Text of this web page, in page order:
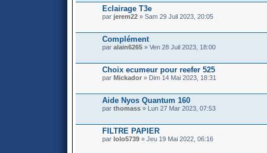
Eclairage T3e
par jerem22 » Sam 29 Juil 2023, 20:05
Complément
par alain6265 » Ven 28 Juil 2023, 18:00
Choix ecumeur pour reefer 525
par Mickador » Dim 14 Mai 2023, 18:31
Aide Nyos Quantum 160
par thomass » Lun 27 Mar 2023, 07:53
FILTRE PAPIER
par lolo5739 » Jeu 19 Mai 2022, 06:16